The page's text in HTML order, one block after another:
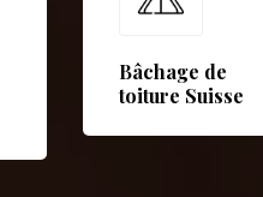
Bâchage de
toiture Suisse